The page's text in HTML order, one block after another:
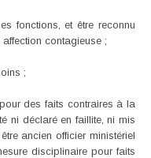
fonctions, et être reconnu
contagieuse ;
;
des faits contraires à la
ni déclaré en faillite, ni mis
ancien officier ministériel
disciplinaire pour faits